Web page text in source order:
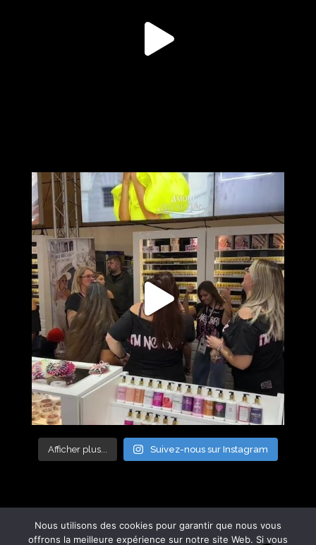
Afficher plus... Suivez-nous sur Instagram
Nous utilisons des cookies pour garantir que nous vous
offrons la meilleure expérience sur notre site Web. Si vous